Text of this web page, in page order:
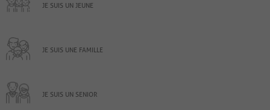
JE SUIS UN JEUNE
JE SUIS UNE FAMILLE
JE SUIS UN SENIOR